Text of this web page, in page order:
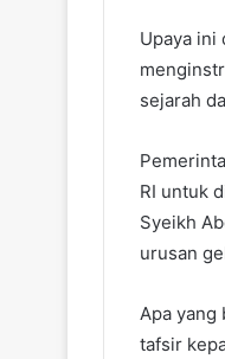
Upaya ini
sejarah
RI untuk
Syeikh
urusan
Apa yang
tafsir